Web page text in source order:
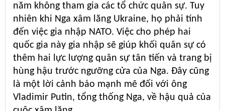
năm không tham gia các tổ chức quân sự. Tuy
nhiên khi Nga xâm lăng Ukraine, họ phải tính
đến việc gia nhập NATO. Việc cho phép hai
quốc gia này gia nhập sẽ giúp khối quân sự có
thêm hai lực lượng quân sự tân tiến và trang bị
hùng hậu trước ngưỡng cửa của Nga. Đây cũng
là một lời cảnh báo mạnh mẽ đối với ông
Vladimir Putin, tổng thống Nga, về hậu quả của